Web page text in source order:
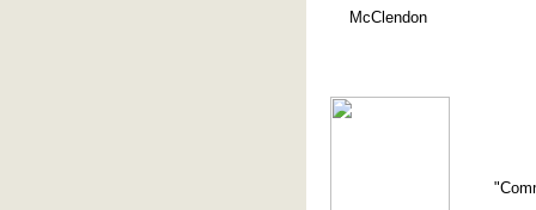
McClendon